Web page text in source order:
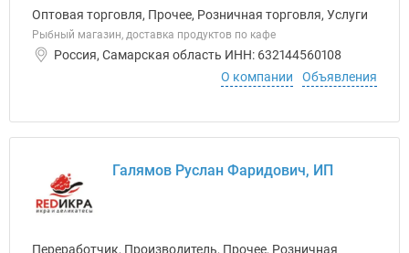
Оптовая торговля, Прочее, Розничная торговля, Услуги
Рыбный магазин, доставка продуктов по кафе
Россия, Самарская область ИНН: 632144560108
О компании
Объявления
Галямов Руслан Фаридович, ИП
Переработчик, Производитель, Прочее, Розничная